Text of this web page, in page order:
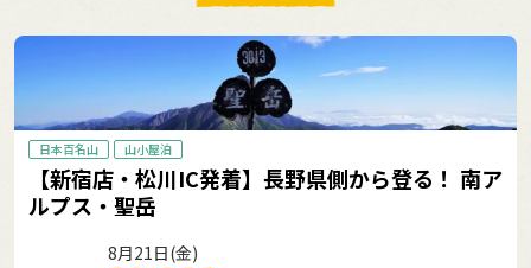
日本百名山 山小屋泊
【新宿店・松川IC発着】長野県側から登る！ 南ア
ルプス・聖岳
8月21日(金)